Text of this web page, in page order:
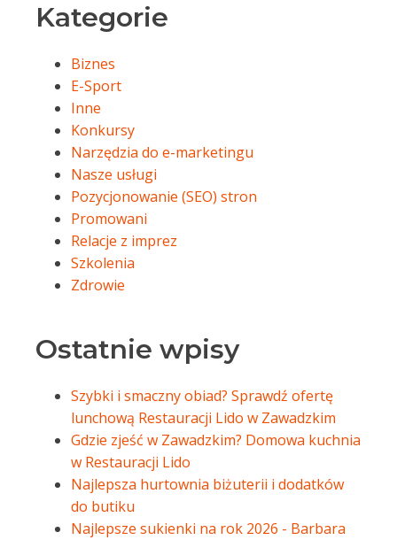
Kategorie
Biznes
E-Sport
Inne
Konkursy
Narzędzia do e-marketingu
Nasze usługi
Pozycjonowanie (SEO) stron
Promowani
Relacje z imprez
Szkolenia
Zdrowie
Ostatnie wpisy
Szybki i smaczny obiad? Sprawdź ofertę
lunchową Restauracji Lido w Zawadzkim
Gdzie zjeść w Zawadzkim? Domowa kuchnia
w Restauracji Lido
Najlepsza hurtownia biżuterii i dodatków
do butiku
Najlepsze sukienki na rok 2026 - Barbara